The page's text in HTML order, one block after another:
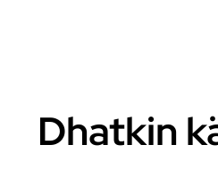
Dhatkin